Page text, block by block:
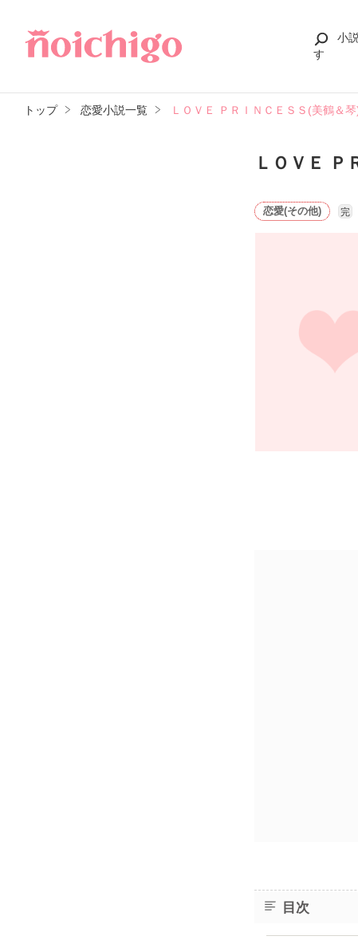
小
す
トップ 恋愛小説一覧 ＬＯＶＥ ＰＲＩＮＣＥＳＳ(美鶴＆琴
ＬＯＶＥ Ｐ
恋愛(その他) 完
目次